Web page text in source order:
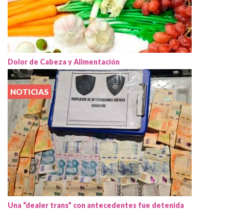
Dolor de Cabeza y Alimentación
NOTICIAS
Una “dealer trans” con antecedentes fue detenida